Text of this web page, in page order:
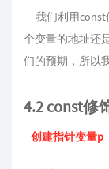
我们利用const
个变量的地址还
们的预期，所以
4.2 const修
创建指针变量p